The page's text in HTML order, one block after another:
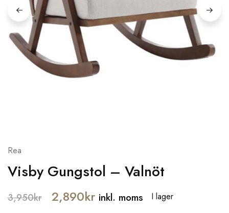
Rea
Visby Gungstol – Valnöt
3,950kr 2,890kr inkl. moms I lager